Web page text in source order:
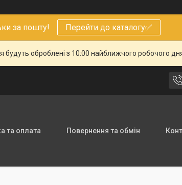
за пошту! Перейти до каталогу✅
оброблені з 10:00 найближчого робочого
та оплата Повернення та обмін